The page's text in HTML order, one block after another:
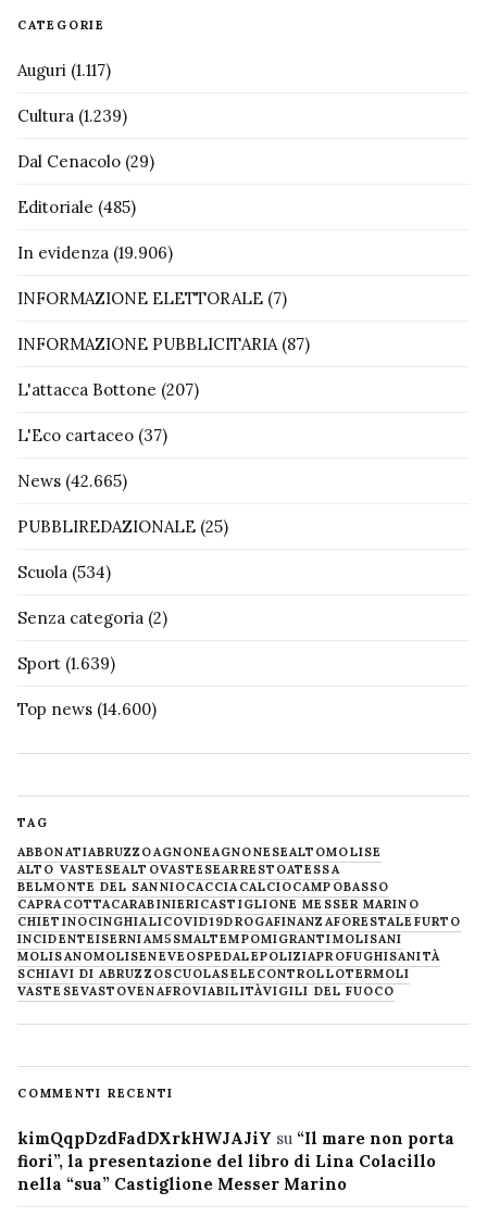
CATEGORIE
Auguri (1.117)
Cultura (1.239)
Dal Cenacolo (29)
Editoriale (485)
In evidenza (19.906)
INFORMAZIONE ELETTORALE (7)
INFORMAZIONE PUBBLICITARIA(87)
L'attacca Bottone (207)
L'Eco cartaceo (37)
News (42.665)
PUBBLIREDAZIONALE (25)
Scuola (534)
Senza categoria (2)
Sport (1.639)
Top news (14.600)
TAG
ABBONATIABRUZZOAGNONEAGNONESEALTOMOLISE
ALTO VASTESEALTOVASTESEARRESTOATESSA
BELMONTE DEL SANNIOCACCIACALCIOCAMPOBASSO
CAPRACOTTACARABINIERICASTIGLIONE MESSER MARINO
CHIETINOCINGHIALICOVID19DROGAFINANZAFORESTALE FURTO
INCIDENTEISERNIAM5SMALTEMPOMIGRANTIMOLISANI
MOLISANOMOLISENEVE OSPEDALEPOLIZIAPROFUGHISANITÀ
SCHIAVI DI ABRUZZOSCUOLASELECONTROLLOTERMOLI
VASTESEVASTOVENAFROVIABILITÀVIGILI DEL FUOCO
COMMENTI RECENTI
kimQqpDzdFadDXrkHWJAJiY su “Il mare non porta
fiori”, la presentazione del libro di Lina Colacillo
nella “sua” Castiglione Messer Marino